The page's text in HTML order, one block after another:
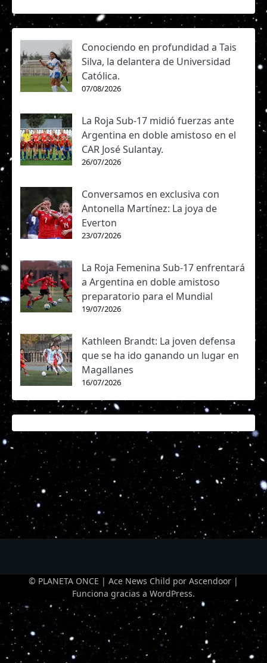
Conociendo en profundidad a Tais
Silva, la delantera de Universidad
Católica.
07/08/2026
La Roja Sub-17 midió fuerzas ante
Argentina en doble amistoso en el
CAR José Sulantay.
26/07/2026
Conversamos en exclusiva con
Antonella Martínez: La joya de
Everton
23/07/2026
La Roja Femenina Sub-17 enfrentará
a Argentina en doble amistoso
preparatorio para el Mundial
19/07/2026
Kathleen Brandt: La joven defensa
que se ha ido ganando un lugar en
Magallanes
16/07/2026
© PLANETA ONCE | Ace News Child por Ascendoor |
Funciona gracias a WordPress.